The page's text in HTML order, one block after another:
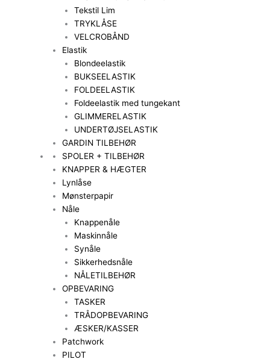
Tekstil Lim
TRYKLÅSE
VELCROBÅND
Elastik
Blondeelastik
BUKSEELASTIK
FOLDEELASTIK
Foldeelastik med tungekant
GLIMMERELASTIK
UNDERTØJSELASTIK
GARDIN TILBEHØR
SPOLER + TILBEHØR
KNAPPER & HÆGTER
Lynlåse
Mønsterpapir
Nåle
Knappenåle
Maskinnåle
Synåle
Sikkerhedsnåle
NÅLETILBEHØR
OPBEVARING
TASKER
TRÅDOPBEVARING
ÆSKER/KASSER
Patchwork
PILOT